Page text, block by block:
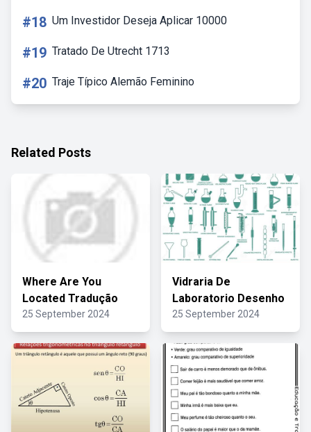
#18 Um Investidor Deseja Aplicar 10000
#19 Tratado De Utrecht 1713
#20 Traje Típico Alemão Feminino
Related Posts
Where Are You
Located Tradução
25 September 2024
Vidraria De
Laboratorio Desenho
25 September 2024